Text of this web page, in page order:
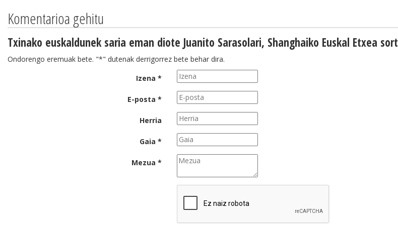
Komentarioa gehitu
Txinako euskaldunek saria eman diote Juanito Sarasolari, Shanghaiko Euskal Etxea
Ondorengo eremuak bete. "*" dutenak derrigorrez bete behar dira.
Izena *
E-posta *
Herria
Gaia *
Mezua *